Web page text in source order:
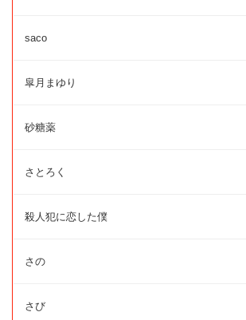
saco
皐月まゆり
砂糖薬
さとろく
殺人犯に恋した僕
さの
さび